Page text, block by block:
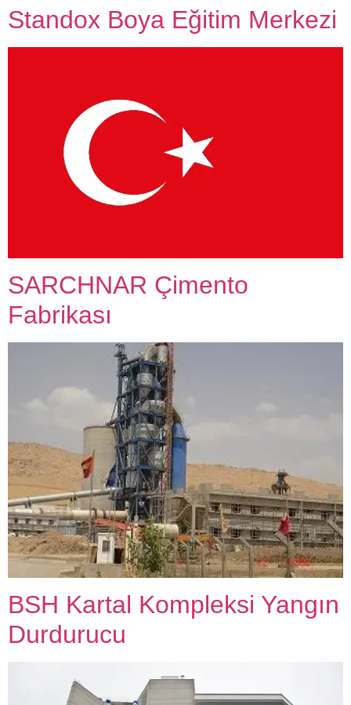
Standox Boya Eğitim Merkezi
SARCHNAR Çimento
Fabrikası
BSH Kartal Kompleksi Yangın
Durdurucu